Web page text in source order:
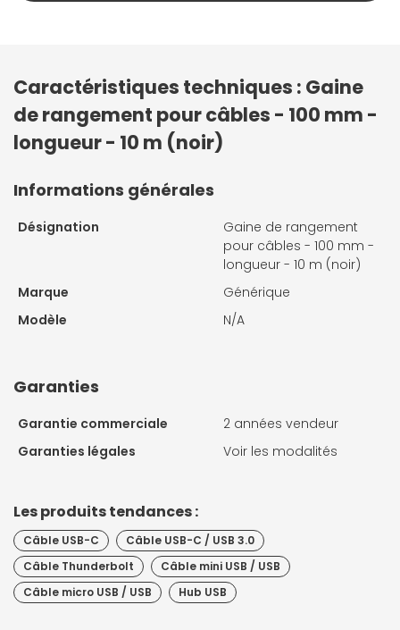
Caractéristiques techniques : Gaine
de rangement pour câbles - 100 mm -
longueur - 10 m (noir)
Informations générales
Désignation
Gaine de rangement
pour câbles - 100 mm -
longueur - 10 m (noir)
Marque
Générique
Modèle
N/A
Garanties
Garantie commerciale
2 années vendeur
Garanties légales
Voir les modalités
Les produits tendances :
Câble USB-C
Câble USB-C / USB 3.0
Câble Thunderbolt
Câble mini USB / USB
Câble micro USB / USB
Hub USB